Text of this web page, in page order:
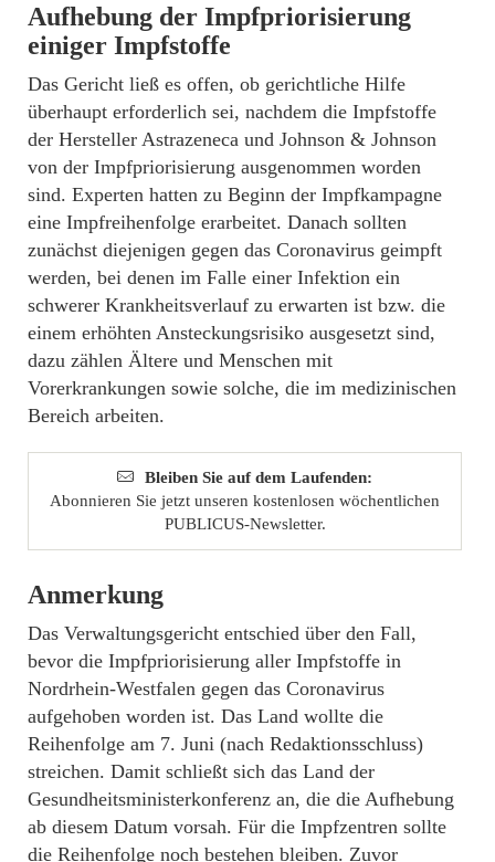
Aufhebung der Impfpriorisierung
einiger Impfstoffe
Das Gericht ließ es offen, ob gerichtliche Hilfe
überhaupt erforderlich sei, nachdem die Impfstoffe
der Hersteller Astrazeneca und Johnson & Johnson
von der Impfpriorisierung ausgenommen worden
sind. Experten hatten zu Beginn der Impfkampagne
eine Impfreihenfolge erarbeitet. Danach sollten
zunächst diejenigen gegen das Coronavirus geimpft
werden, bei denen im Falle einer Infektion ein
schwerer Krankheitsverlauf zu erwarten ist bzw. die
einem erhöhten Ansteckungsrisiko ausgesetzt sind,
dazu zählen Ältere und Menschen mit
Vorerkrankungen sowie solche, die im medizinischen
Bereich arbeiten.
Bleiben Sie auf dem Laufenden:
Abonnieren Sie jetzt unseren kostenlosen wöchentlichen
PUBLICUS-Newsletter.
Anmerkung
Das Verwaltungsgericht entschied über den Fall,
bevor die Impfpriorisierung aller Impfstoffe in
Nordrhein-Westfalen gegen das Coronavirus
aufgehoben worden ist. Das Land wollte die
Reihenfolge am 7. Juni (nach Redaktionsschluss)
streichen. Damit schließt sich das Land der
Gesundheitsministerkonferenz an, die die Aufhebung
ab diesem Datum vorsah. Für die Impfzentren sollte
die Reihenfolge noch bestehen bleiben. Zuvor